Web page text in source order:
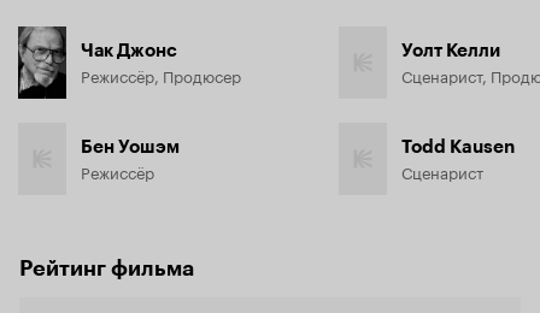
Чак Джонс
Режиссёр, Продюсер
Бен Уошэм
Режиссёр
Уолт Келли
Сценарист,
Todd Kausen
Сценарист
Рейтинг фильма